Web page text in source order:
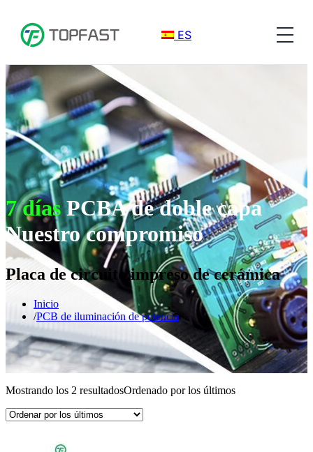
ES
7 díasPCBA de doble capa
Nuestro compromiso
Placa de circuito impreso de cerámica
Inicio
PCB de iluminación de potencia
Mostrando los 2 resultadosOrdenado por los últimos